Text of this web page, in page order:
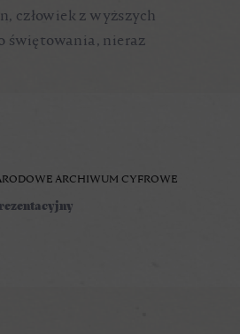
człowiek z wyższych
świętowania, nieraz
ARCHIWUM CYFROWE